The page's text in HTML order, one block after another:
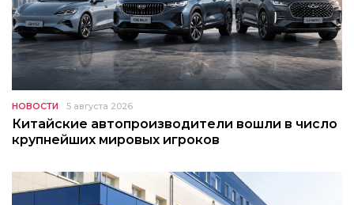
НОВОСТИ 5 августа 2026
Китайские автопроизводители вошли в число
крупнейших мировых игроков